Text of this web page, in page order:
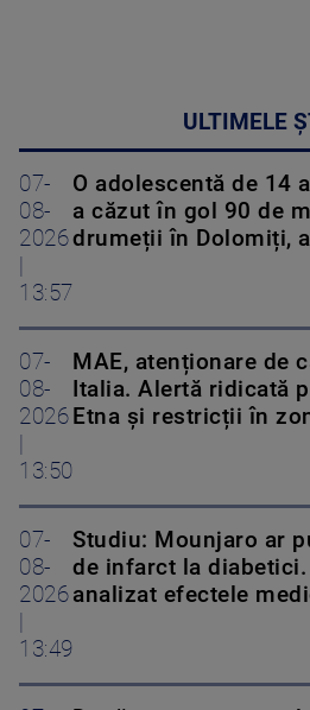
ULTIMELE
07-
08-
2026
13:57
O adolescentă de 14
a căzut în gol 90 de
drumeții în Dolomiți,
07-
08-
2026
13:50
MAE, atenționare de
Italia. Alertă ridicată
Etna și restricții în
07-
08-
2026
13:49
Studiu: Mounjaro ar
de infarct la
analizat efectele